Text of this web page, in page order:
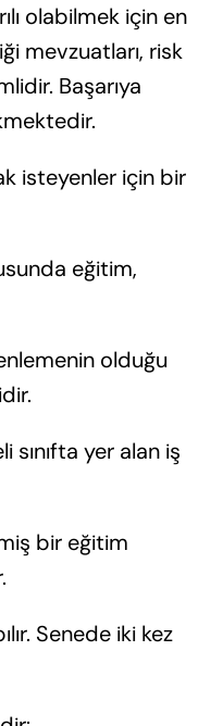
olabilmek için en
mevzuatları, risk
Başarıya
isteyenler için bir
eğitim,
olduğu
sınıfta yer alan iş
bir eğitim
Senede iki kez